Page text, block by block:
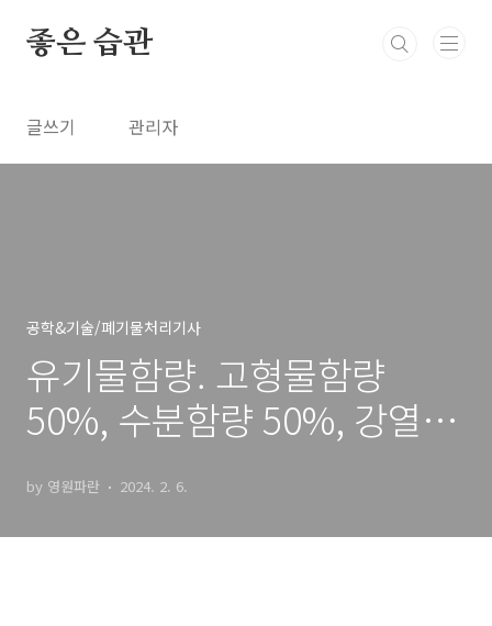
좋은 습관
글쓰기 관리자
공학&기술/폐기물처리기사
유기물함량. 고형물함량
50%, 수분함량 50%, 강열감
by 영원파란 2024. 2. 6.